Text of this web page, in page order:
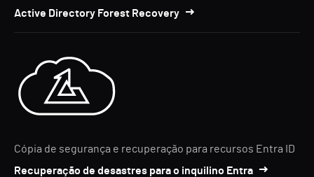
Active Directory Forest Recovery
Cópia de segurança e recuperação para recursos Entra ID
Recuperação de desastres para o inquilino Entra